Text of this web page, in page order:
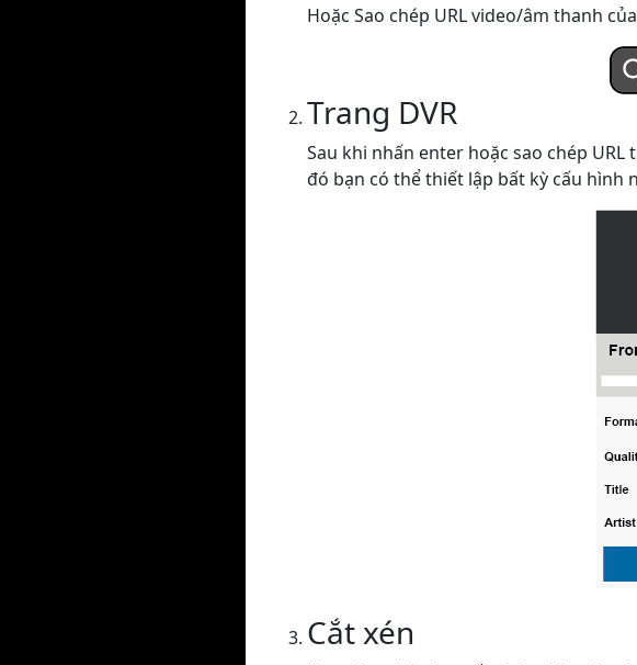
Hoặc Sao chép URL video/âm thanh
Trang DVR
Sau khi nhấn enter hoặc sao chép
đó bạn có thể thiết lập bất kỳ cấu hình
Cắt xén